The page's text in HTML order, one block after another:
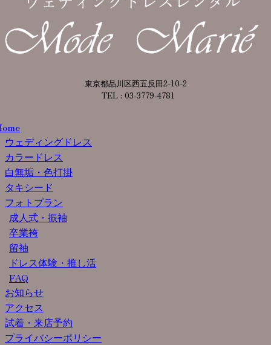
東京都品川区西五反田2-10-2
TEL : 03-3779-4781
ウェディングドレス
カラードレス
白無垢・色打掛
タキシード
フォトプラン
成人式・振袖
卒業袴
留袖
ドレス体験・推し活
FAQ
お知らせ
アクセス
試着・来店予約
プライバシーポリシー